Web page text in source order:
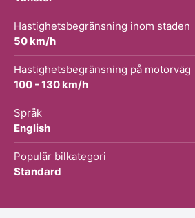
Hastighetsbegränsning inom staden
50 km/h
Hastighetsbegränsning på motorväg
100 - 130 km/h
Språk
English
Populär bilkategori
Standard